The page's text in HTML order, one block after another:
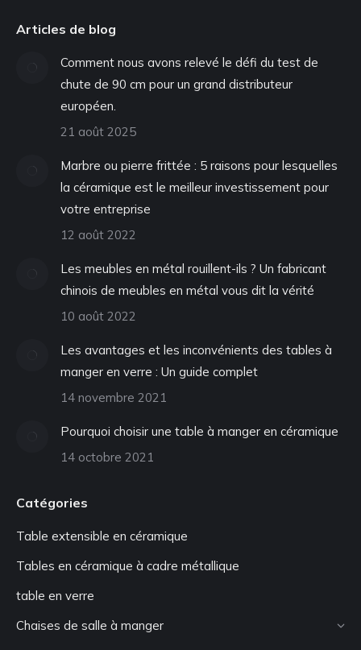
Articles de blog
Comment nous avons relevé le défi du test de
chute de 90 cm pour un grand distributeur
européen.
21 août 2025
Marbre ou pierre frittée : 5 raisons pour lesquelles
la céramique est le meilleur investissement pour
votre entreprise
12 août 2022
Les meubles en métal rouillent-ils ? Un fabricant
chinois de meubles en métal vous dit la vérité
10 août 2022
Les avantages et les inconvénients des tables à
manger en verre : Un guide complet
14 novembre 2021
Pourquoi choisir une table à manger en céramique
14 octobre 2021
Catégories
Table extensible en céramique
Tables en céramique à cadre métallique
table en verre
Chaises de salle à manger